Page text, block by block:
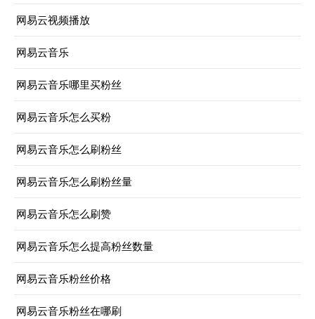
网易云视频播放
网易云音乐
网易云音乐哪里买粉丝
网易云音乐怎么买粉
网易云音乐怎么刷粉丝
网易云音乐怎么刷粉丝量
网易云音乐怎么刷赞
网易云音乐怎么提高粉丝数量
网易云音乐粉丝价格
网易云音乐粉丝在哪刷